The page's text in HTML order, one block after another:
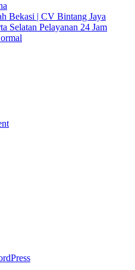
Bekasi | CV Bintang Jaya
Selatan Pelayanan 24 Jam